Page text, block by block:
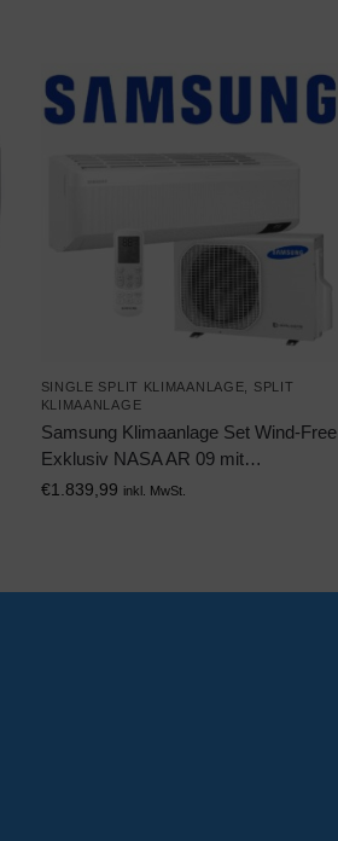
SINGLE SPLIT KLIMAANLAGE
SPLIT
KLIMAANLAGE
Samsung Klimaanlage Set Wind-Free
Exklusiv NASA AR 09 mit…
€1.839,99 inkl. MwSt.